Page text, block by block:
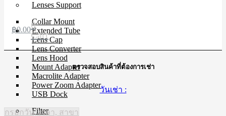
Lenses Support
Collar Mount
Extended Tube
Lens Cap
Lens Converter
Lens Hood
Mount Adapter
Macrolite Adapter
Power Zoom Adapter
USB Dock
Filter
฿0.000
Cart
ตรวจสอบสินค้าที่ต้องการเช่า
วันเช่า :
กรอกวัน, เวลา, สาขา